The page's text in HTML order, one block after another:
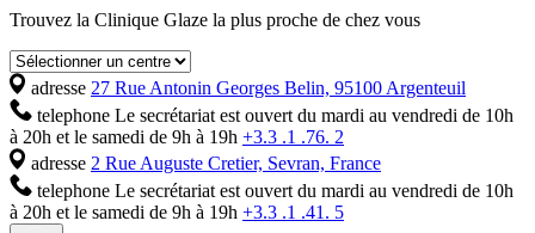
Trouvez la Clinique Glaze la plus proche de chez vous
adresse 27 Rue Antonin Georges Belin, 95100 Argenteuil
telephone Le secrétariat est ouvert du mardi au vendredi de 10h
à 20h et le samedi de 9h à 19h +3.3 .1 .76. 2
adresse 2 Rue Auguste Cretier, Sevran, France
telephone Le secrétariat est ouvert du mardi au vendredi de 10h
à 20h et le samedi de 9h à 19h +3.3 .1 .41. 5